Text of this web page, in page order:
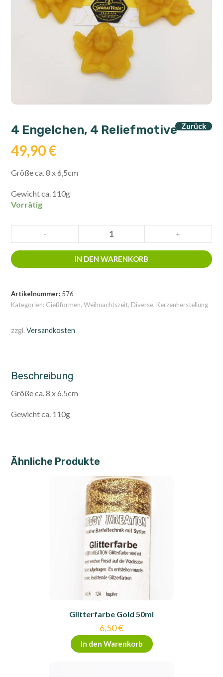
Zurück
4 Engelchen, 4 Reliefmotive
49,90€
Größe ca. 8 x 6,5cm
Gewicht ca. 110g
Vorrätig
Engelchen,
4
Reliefmotive
- +
IN DEN WARENKORB
Artikelnummer: 576
Kategorien: Gießformen,Weihnachtszeit, Diverse, Kerzenherstellung
zzgl.Versandkosten
Beschreibung
Größe ca. 8 x 6,5cm
Gewicht ca. 110g
Ähnliche Produkte
Glitterfarbe Gold 50ml
6,50€
In den Warenkorb